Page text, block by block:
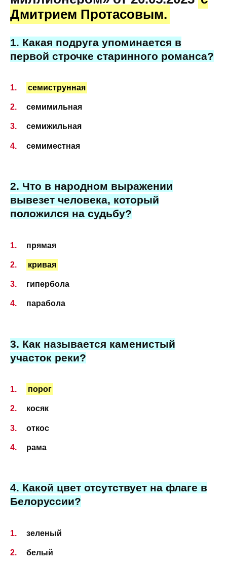
Дмитрием Протасовым.
1. Какая подруга упоминается в
первой строчке старинного романса?
семиструнная
семимильная
семижильная
семиместная
2. Что в народном выражении
вывезет человека, который
положился на судьбу?
прямая
кривая
гипербола
парабола
3. Как называется каменистый
участок реки?
порог
косяк
откос
рама
4. Какой цвет отсутствует на флаге в
Белоруссии?
зеленый
белый